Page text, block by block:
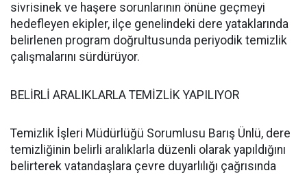
sivrisinek ve haşere sorunlarının önüne geçmeyi
hedefleyen ekipler, ilçe genelindeki dere yataklarında
belirlenen program doğrultusunda periyodik temizlik
çalışmalarını sürdürüyor.
BELİRLİ ARALIKLARLA TEMİZLİK YAPILIYOR
Temizlik İşleri Müdürlüğü Sorumlusu Barış Ünlü, dere
temizliğinin belirli aralıklarla düzenli olarak yapıldığını
belirterek vatandaşlara çevre duyarlılığı çağrısında